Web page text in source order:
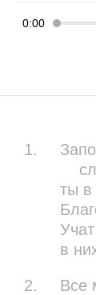
0:00
1.
ты в
в
2.
Все